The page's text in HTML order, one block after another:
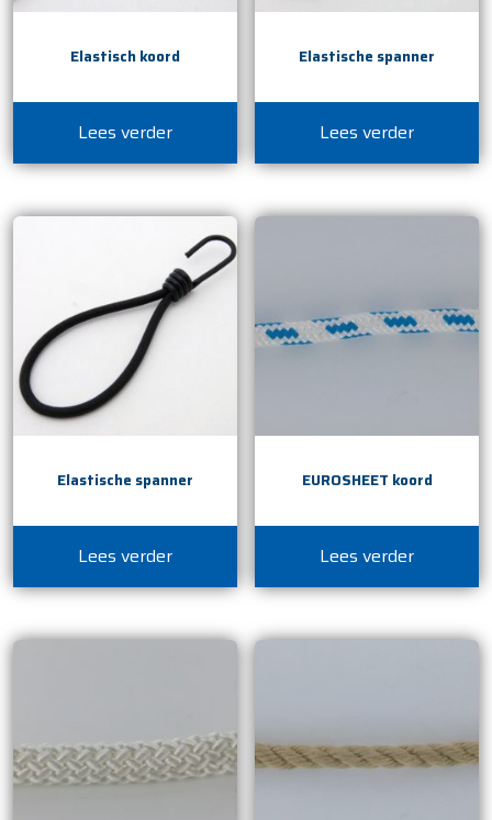
Elastisch koord
Lees verder
Elastische spanner
Lees verder
Elastische spanner
Lees verder
EUROSHEET koord
Lees verder